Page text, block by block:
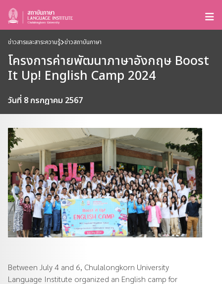
ข่าวสารและสาระความรู้ ข่าวสถาบันภาษา
โครงการค่ายพัฒนาภาษาอังกฤษ Boost
It Up! English Camp 2024
วันที่ 8 กรกฎาคม 2567
Between July 4 and 6, Chulalongkorn University
Language Institute organized an English camp for